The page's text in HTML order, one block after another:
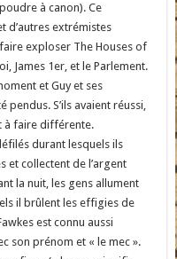
à canon). Ce
d’autres extrémistes
exploser The Houses of
James 1er, et le Parlement.
et Guy et ses
S’ils avaient réussi,
à faire différente.
durant lesquels ils
et collectent de l’argent
la nuit, les gens allument
il brûlent les effigies de
est connu aussi
son prénom et « le mec ».